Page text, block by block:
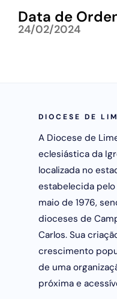
Data de
24/02/2024
DIOCESE DE
A Diocese de
eclesiástica da
localizada no
estabelecida pelo
maio de 1976,
dioceses de
Carlos. Sua
crescimento
de uma
próxima e